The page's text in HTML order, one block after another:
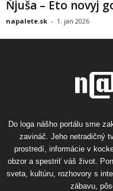
Ňjuša – Eto novyj
napalete.sk - 1. jan 2026
Do loga nášho portálu sme
zavináč. Jeho netradičný
prostredí, informácie v
obzor a spestriť váš život.
sveta, kultúru, rozhovory s
zábavu,